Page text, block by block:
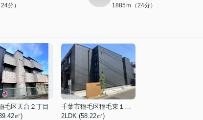
分） 1885ｍ（24分）
毛区天台２丁目
㎡)
千葉市稲毛区稲毛東１丁目
2LDK (58.22㎡)